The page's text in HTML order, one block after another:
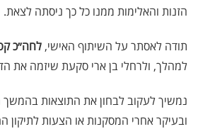
הזנות והאלימות ממנו כל כך ניסתה לצאת.
תודה לאסתר על השיתוף האישי, לחה״כ
למהלך, ולרחלי בן ארי סקעת שיזמה את
נמשיך לעקוב לבחון את התוצאות בהמשך
ובעיקר אחרי המסקנות או הצעות לתיקון